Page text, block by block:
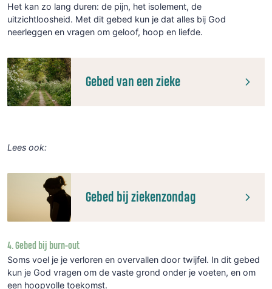
Het kan zo lang duren: de pijn, het isolement, de
uitzichtloosheid. Met dit gebed kun je dat alles bij God
neerleggen en vragen om geloof, hoop en liefde.
Gebed van een zieke
Lees ook:
Gebed bij ziekenzondag
4. Gebed bij burn-out
Soms voel je je verloren en overvallen door twijfel. In dit gebed
kun je God vragen om de vaste grond onder je voeten, en om
een hoopvolle toekomst.